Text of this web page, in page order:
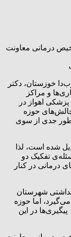
درمانی معاونت
خوزستان، دکتر
و مراکز
اهواز در
حوزه
جدی از سوی
شده است، لذا
تفکیک دو
درمانی در کنار
شهرستان
اما حوزه
در این